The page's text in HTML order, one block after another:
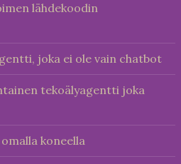
lähdekoodin
joka ei ole vain chatbot
tekoälyagentti joka
koneella